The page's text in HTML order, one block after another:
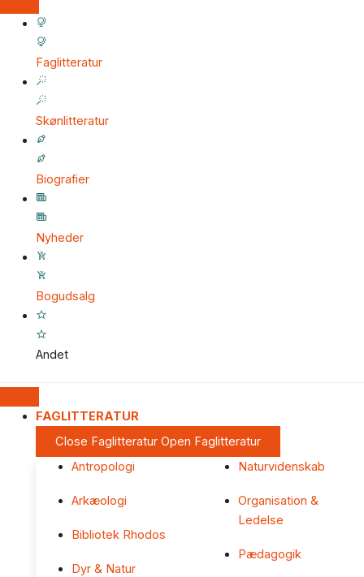
Faglitteratur
Skønlitteratur
Biografier
Nyheder
Bogudsalg
Andet
FAGLITTERATUR
Close Faglitteratur Open Faglitteratur
Antropologi
Arkæologi
Bibliotek Rhodos
Dyr & Natur
Naturvidenskab
Organisation &
Ledelse
Pædagogik